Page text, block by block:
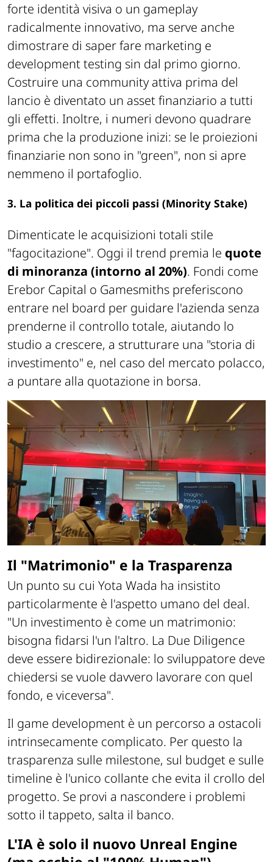
forte identità visiva o un gameplay
radicalmente innovativo, ma serve anche
dimostrare di saper fare marketing e
development testing sin dal primo giorno.
Costruire una community attiva prima del
lancio è diventato un asset finanziario a tutti
gli effetti. Inoltre, i numeri devono quadrare
prima che la produzione inizi: se le proiezioni
finanziarie non sono in "green", non si apre
nemmeno il portafoglio.
3. La politica dei piccoli passi (Minority Stake)
Dimenticate le acquisizioni totali stile
"fagocitazione". Oggi il trend premia le quote
di minoranza (intorno al 20%). Fondi come
Erebor Capital o Gamesmiths preferiscono
entrare nel board per guidare l'azienda senza
prenderne il controllo totale, aiutando lo
studio a crescere, a strutturare una "storia di
investimento" e, nel caso del mercato polacco,
a puntare alla quotazione in borsa.
Il "Matrimonio" e la Trasparenza
Un punto su cui Yota Wada ha insistito
particolarmente è l'aspetto umano del deal.
"Un investimento è come un matrimonio:
bisogna fidarsi l'un l'altro. La Due Diligence
deve essere bidirezionale: lo sviluppatore deve
chiedersi se vuole davvero lavorare con quel
fondo, e viceversa".
Il game development è un percorso a ostacoli
intrinsecamente complicato. Per questo la
trasparenza sulle milestone, sul budget e sulle
timeline è l'unico collante che evita il crollo del
progetto. Se provi a nascondere i problemi
sotto il tappeto, salta il banco.
L'IA è solo il nuovo Unreal Engine